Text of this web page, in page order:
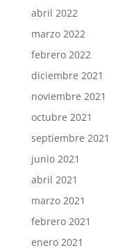
abril 2022
marzo 2022
febrero 2022
diciembre 2021
noviembre 2021
octubre 2021
septiembre 2021
junio 2021
abril 2021
marzo 2021
febrero 2021
enero 2021